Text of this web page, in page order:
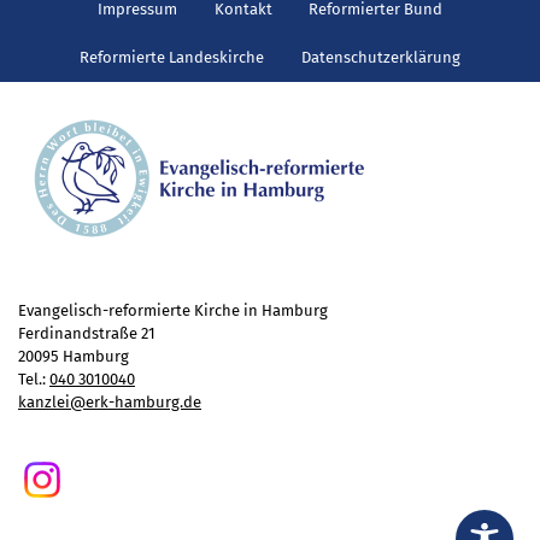
Gottesdienst
Reisen
Jugend
Familiengottesdienst
Konfirmandenunterricht
Konfi-Rookies
Diakonie
Stiftung Altenhof
Frühstück für alle
Wer will noch mitfahren?
Impressum Kontakt Reformierter Bund
Reformierte Landeskirche Datenschutzerklärung
Evangelisch-reformierte Kirche in Hamburg
Ferdinandstraße 21
20095 Hamburg
Tel.: 040 3010040
kanzlei@erk-hamburg.de